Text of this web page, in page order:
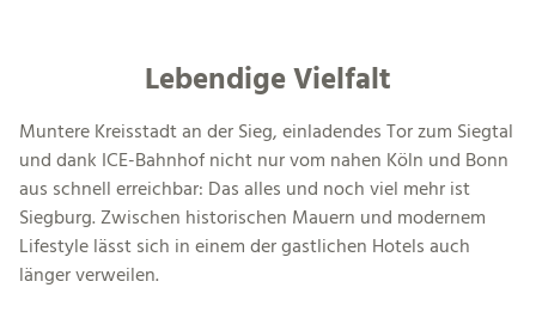
Lebendige Vielfalt
Muntere Kreisstadt an der Sieg, einladendes Tor zum Siegtal
und dank ICE-Bahnhof nicht nur vom nahen Köln und Bonn
aus schnell erreichbar: Das alles und noch viel mehr ist
Siegburg. Zwischen historischen Mauern und modernem
Lifestyle lässt sich in einem der gastlichen Hotels auch
länger verweilen.